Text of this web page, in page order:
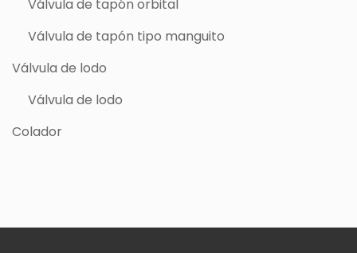
Válvula de tapón orbital
Válvula de tapón tipo manguito
Válvula de lodo
Válvula de lodo
Colador